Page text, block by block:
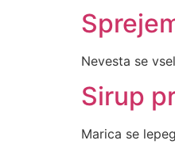
Nevesta se
Sirup
Marica se